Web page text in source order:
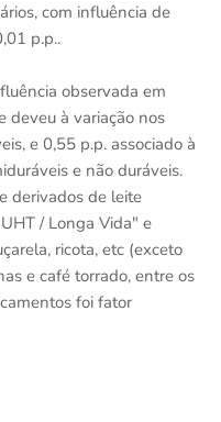
com influência de
p.p..
observada em
deveu à variação nos
e 0,55 p.p. associado à
e não duráveis.
derivados de leite
/ Longa Vida" e
ricota, etc (exceto
e café torrado, entre os
foi fator